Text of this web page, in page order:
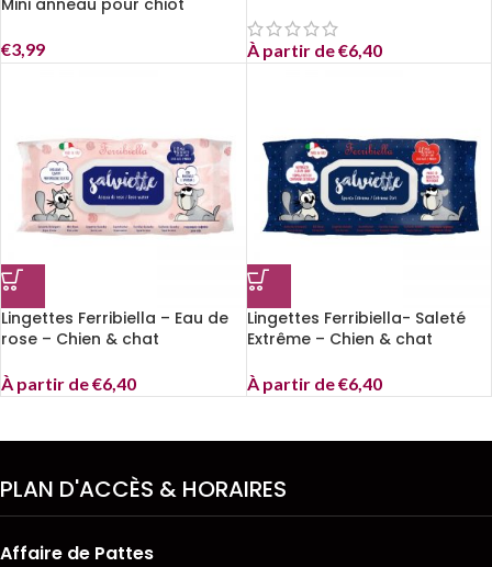
Mini anneau pour chiot
€3,99 À partir de€6,40
Lingettes Ferribiella – Eau de
rose – Chien & chat
À partir de€6,40
Lingettes Ferribiella- Saleté
Extrême – Chien & chat
À partir de€6,40
PLAN D'ACCÈS & HORAIRES
Affaire de Pattes